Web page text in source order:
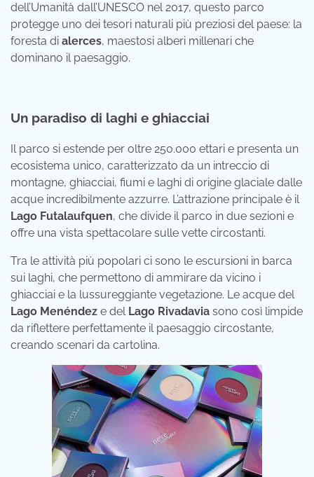
dell’Umanità dall’UNESCO nel 2017, questo parco
protegge uno dei tesori naturali più preziosi del paese: la
foresta di alerces, maestosi alberi millenari che
dominano il paesaggio.
Un paradiso di laghi e ghiacciai
Il parco si estende per oltre 250.000 ettari e presenta un
ecosistema unico, caratterizzato da un intreccio di
montagne, ghiacciai, fiumi e laghi di origine glaciale dalle
acque incredibilmente azzurre. L’attrazione principale è il
Lago Futalaufquen, che divide il parco in due sezioni e
offre una vista spettacolare sulle vette circostanti.
Tra le attività più popolari ci sono le escursioni in barca
sui laghi, che permettono di ammirare da vicino i
ghiacciai e la lussureggiante vegetazione. Le acque del
Lago Menéndez e del Lago Rivadavia sono così limpide
da riflettere perfettamente il paesaggio circostante,
creando scenari da cartolina.